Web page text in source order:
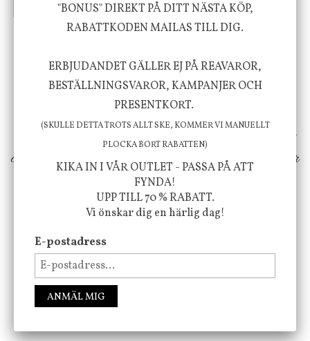
KÖP INFO KÖP
Vi vill förmedla känsla, upplevelse och
välbefinnande för dig och ditt hem! Med
inspiration från naturen och dess färgpalett
erbjuder vi omsorgsfullt utvalda produkter som
ökar trivsel i ditt hem och ger det lilla extra för
att öka ditt välmående!
FÖLJ OSS PÅ INSTAGRAM @JBHOME
"BONUS" DIREKT PÅ DITT NÄSTA KÖP,
RABATTKODEN MAILAS TILL DIG.
ERBJUDANDET GÄLLER EJ PÅ REAVAROR,
BESTÄLLNINGSVAROR, KAMPANJER OCH
PRESENTKORT.
(SKULLE DETTA TROTS ALLT SKE, KOMMER VI MANUELLT
PLOCKA BORT RABATTEN)
KIKA IN I VÅR OUTLET - PASSA PÅ ATT
FYNDA!
UPP TILL 70 % RABATT.
Vi önskar dig en härlig dag!
E-postadress
ANMÄL MIG